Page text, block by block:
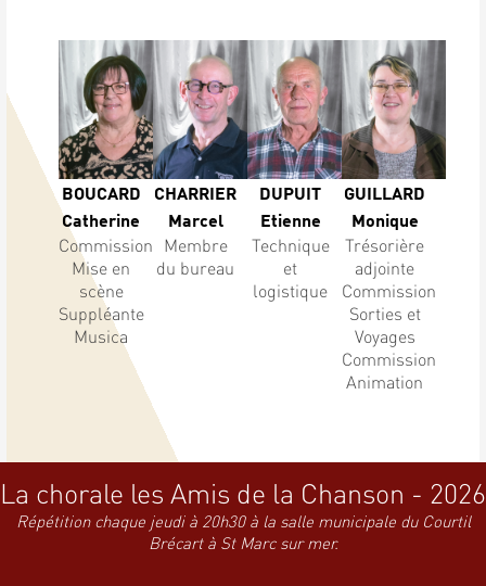
BOUCARD
Catherine
Commission
Mise en
scène
Suppléante
Musica
CHARRIER
Marcel
Membre
du bureau
DUPUIT
Etienne
Technique
et
logistique
GUILLARD
Monique
Trésorière
adjointe
Commission
Sorties et
Voyages
Commission
Animation
La chorale les Amis de la Chanson - 2026
Répétition chaque jeudi à 20h30 à la salle municipale du Courtil
Brécart à St Marc sur mer.